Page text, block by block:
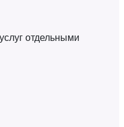
отдельными